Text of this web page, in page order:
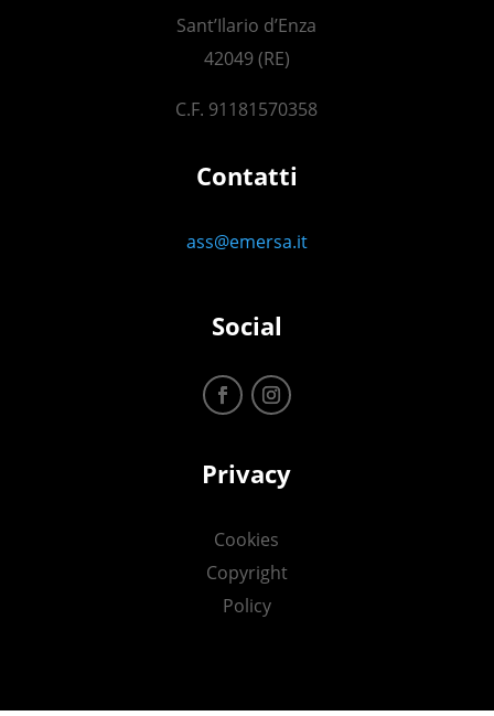
Sant’Ilario d’Enza
42049 (RE)
C.F. 91181570358
Contatti
ass@emersa.it
Social
Privacy
Cookies
Copyright
Policy